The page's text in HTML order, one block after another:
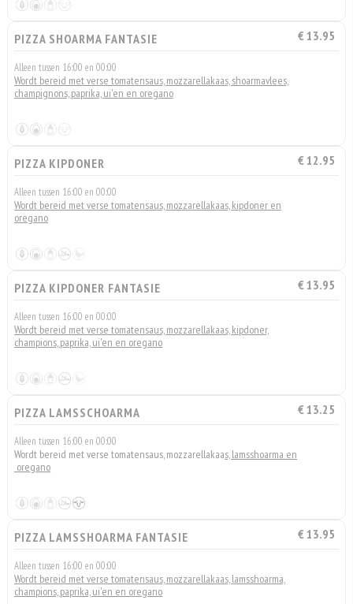
PIZZA SHOARMA FANTASIE € 13.95
Alleen tussen 16:00 en 00:00
Wordt bereid met verse tomatensaus, mozzarellakaas, shoarmavlees,
champignons, paprika, ui'en en oregano
PIZZA KIPDONER € 12.95
Alleen tussen 16:00 en 00:00
Wordt bereid met verse tomatensaus, mozzarellakaas, kipdoner en
oregano
PIZZA KIPDONER FANTASIE € 13.95
Alleen tussen 16:00 en 00:00
Wordt bereid met verse tomatensaus, mozzarellakaas, kipdoner,
champions, paprika, ui'en en oregano
PIZZA LAMSSCHOARMA € 13.25
Alleen tussen 16:00 en 00:00
Wordt bereid met verse tomatensaus, mozzarellakaas, lamsshoarma en
oregano
PIZZA LAMSSHOARMA FANTASIE € 13.95
Alleen tussen 16:00 en 00:00
Wordt bereid met verse tomatensaus, mozzarellakaas, lamsshoarma,
champions, paprika, ui'en en oregano